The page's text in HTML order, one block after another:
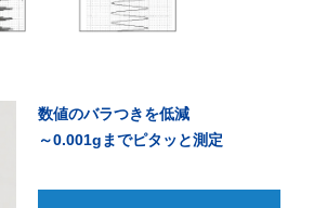
数値のバラつきを低減
～0.001gまでピタッと測定